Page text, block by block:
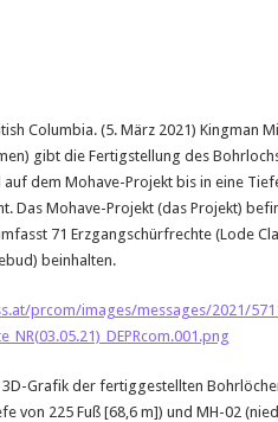
Columbia. (5. März 2021) Kingman
gibt die Fertigstellung des
auf dem Mohave-Projekt bis in eine
Das Mohave-Projekt (das Projekt)
71 Erzgangschürfrechte (Lode
beinhalten.
prcom/images/messages/2021/
Grafik der fertiggestellten
von 225 Fuß [68,6 m]) und MH-02